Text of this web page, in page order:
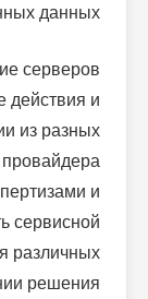
данных.
серверов
действия и
из разных
и
сервисной
различных
решения.